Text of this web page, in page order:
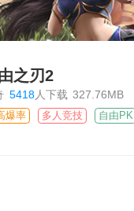
之刃2
5418人下载 327.76MB
爆率 多人竞技 自由PK